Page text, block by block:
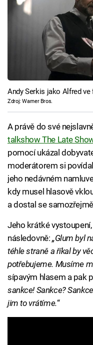
Andy Serkis jako Alfred
Zdroj: Warner Bros.
A právě do své
talkshow The Late
pomocí ukázal
moderátorem si
jeho nedávném
kdy musel hlasově
a dostal se
Jeho krátké vystoupení,
následovně: „Glum byl
téhle straně a říkal by
potřebujeme. Musíme
sípavým hlasem a pak
sankce! Sankce?
jim to vrátíme.“